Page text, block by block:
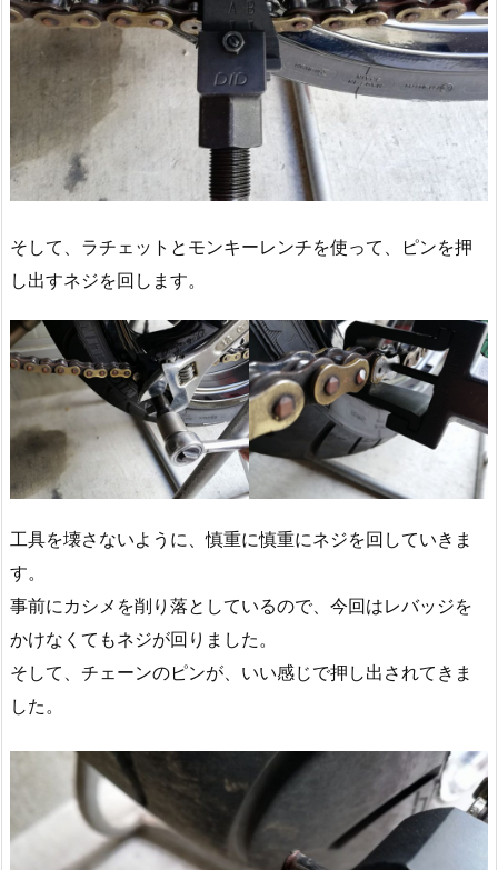
そして、ラチェットとモンキーレンチを使って、ピンを押
し出すネジを回します。
工具を壊さないように、慎重に慎重にネジを回していきま
す。
事前にカシメを削り落としているので、今回はレバッジを
かけなくてもネジが回りました。
そして、チェーンのピンが、いい感じで押し出されてきま
した。